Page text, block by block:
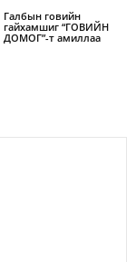
Галбын говийн
гайхамшиг “ГОВИЙН
ДОМОГ”-т амиллаа